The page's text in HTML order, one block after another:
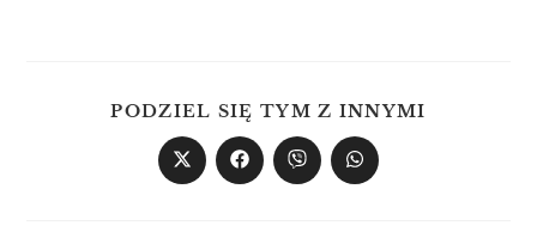
PODZIEL SIĘ TYM Z INNYMI